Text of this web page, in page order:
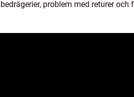
problem med returer och